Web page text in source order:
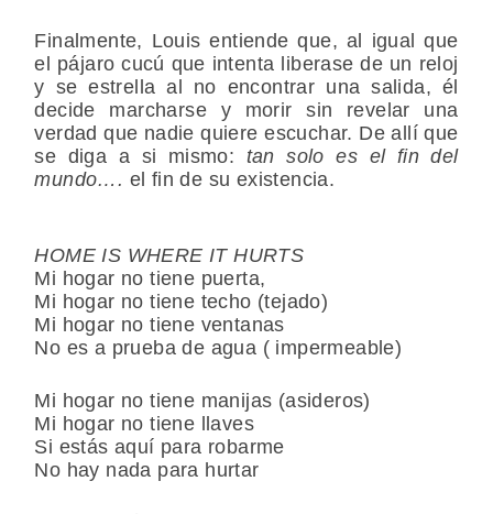
Finalmente, Louis entiende que, al igual que
el pájaro cucú que intenta liberase de un reloj
y se estrella al no encontrar una salida, él
decide marcharse y morir sin revelar una
verdad que nadie quiere escuchar. De allí que
se diga a si mismo: tan solo es el fin del
mundo…. el fin de su existencia.
HOME IS WHERE IT HURTS
Mi hogar no tiene puerta,
Mi hogar no tiene techo (tejado)
Mi hogar no tiene ventanas
No es a prueba de agua ( impermeable)
Mi hogar no tiene manijas (asideros)
Mi hogar no tiene llaves
Si estás aquí para robarme
No hay nada para hurtar